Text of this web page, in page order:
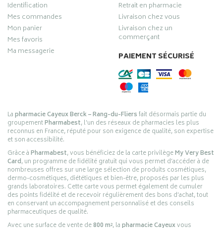
Identification
Mes commandes
Mon panier
Mes favoris
Ma messagerie
Retrait en pharmacie
Livraison chez vous
Livraison chez un
commerçant
PAIEMENT SÉCURISÉ
Lapharmacie Cayeux Berck – Rang-du-Fliersfait désormais partie du
groupementPharmabest, l’un des réseaux de pharmacies les plus
reconnus en France, réputé pour son exigence de qualité, son expertise
et son accessibilité.
Grâce àPharmabest, vous bénéficiez de la carte privilègeMy Very Best
Card, un programme de fidélité gratuit qui vous permet d’accéder à de
nombreuses offres sur une large sélection de produits cosmétiques,
dermo-cosmétiques, diététiques et bien-être, proposés par les plus
grands laboratoires. Cette carte vous permet également de cumuler
des points fidélité et de recevoir régulièrement des bons d’achat, tout
en conservant un accompagnement personnalisé et des conseils
pharmaceutiques de qualité.